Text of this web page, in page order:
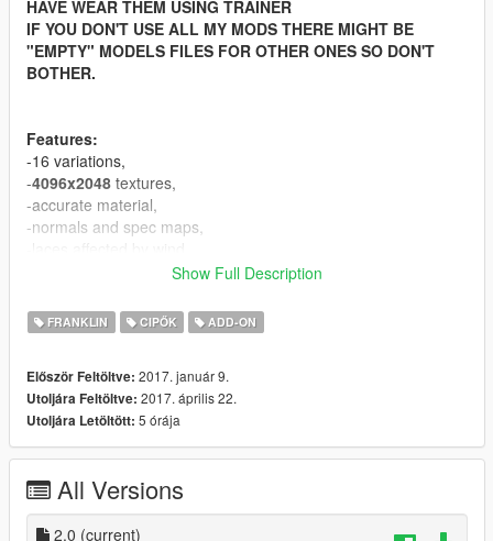
HAVE WEAR THEM USING TRAINER
IF YOU DON'T USE ALL MY MODS THERE MIGHT BE
"EMPTY" MODELS FILES FOR OTHER ONES SO DON'T
BOTHER.
Features:
-16 variations,
-4096x2048 textures,
-accurate material,
-normals and spec maps,
CHANGELOG:
vertex colors.
Known bugs:
-equal vertices count comparing to original mesh, it's GIMS
CREDITS
====================================
Show Full Description
FRANKLIN CIPŐK ADD-ON
Először Feltöltve: 2017. január 9.
Utoljára Feltöltve: 2017. április 22.
Utoljára Letöltött: 5 órája
All Versions
2.0 (current)